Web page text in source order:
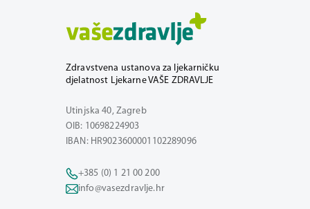
Zdravstvena ustanova za ljekarničku
djelatnost Ljekarne VAŠE ZDRAVLJE
Utinjska 40, Zagreb
OIB: 10698224903
IBAN: HR9023600001102289096
+385 (0) 1 21 00 200
info@vasezdravlje.hr